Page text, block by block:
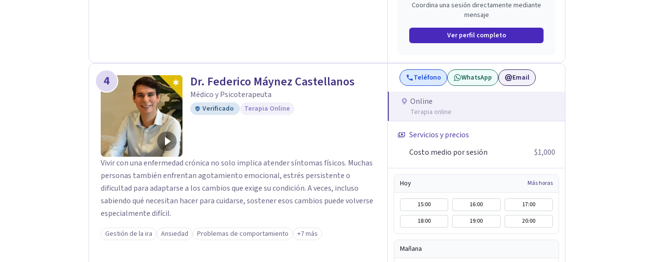
Coordina una sesión directamente mediante
mensaje
Ver perfil completo
4 Dr. Federico Máynez Castellanos
Médico y Psicoterapeuta
Verificado Terapia Online
Vivir con una enfermedad crónica no solo implica atender síntomas físicos. Muchas
personas también enfrentan agotamiento emocional, estrés persistente o
dificultad para adaptarse a los cambios que exige su condición. A veces, incluso
sabiendo qué necesitan hacer para cuidarse, sostener esos cambios puede volverse
especialmente difícil.
Gestión de la ira Ansiedad Problemas de comportamiento +7 más
Teléfono WhatsApp Email
Online
Terapia online
Servicios y precios
Costo medio por sesión
$1,000
Hoy Más horas
15:00 16:00
17:00
18:00
19:00 20:00
Mañana